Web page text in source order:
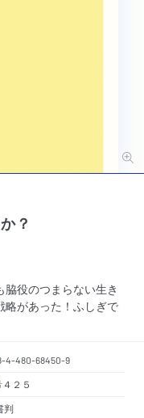
？
脇役のつまらない生き
略があった！ふしぎで
4-480-68450-9
４２５
判